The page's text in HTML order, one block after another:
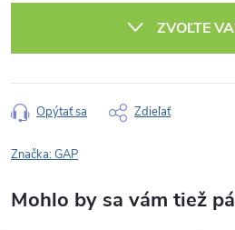
ZVOĽTE
Opýtať sa Zdieľať
Značka:GAP